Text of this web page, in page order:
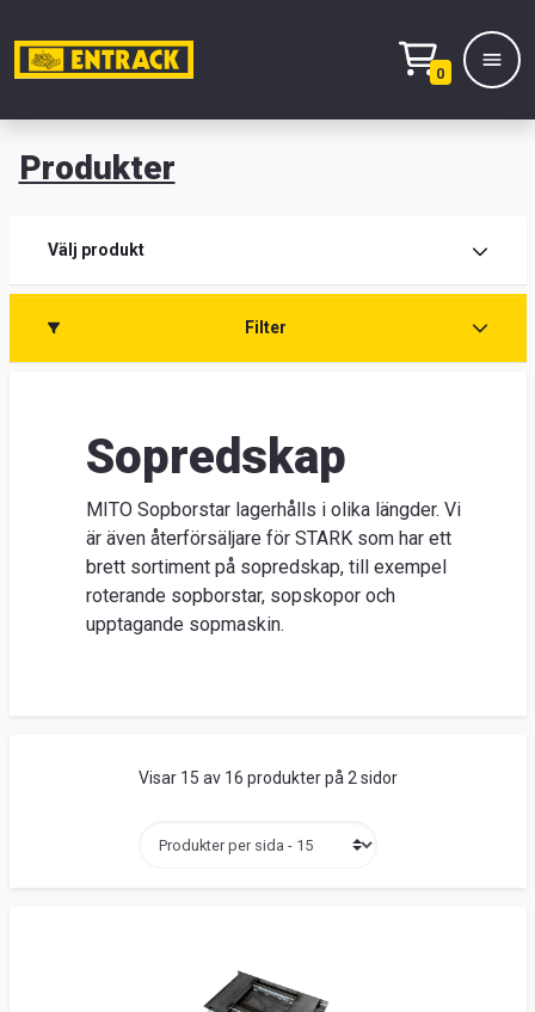
0
Produkter
Välj produkt
Filter
Sopredskap
MITO Sopborstar lagerhålls i olika längder. Vi
är även återförsäljare för STARK som har ett
brett sortiment på sopredskap, till exempel
roterande sopborstar, sopskopor och
upptagande sopmaskin.
Visar 15 av 16 produkter på 2 sidor